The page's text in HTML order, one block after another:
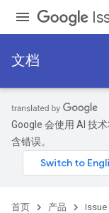
文档
Google 会使用 AI 技
含错误。
首页 产品 Issue